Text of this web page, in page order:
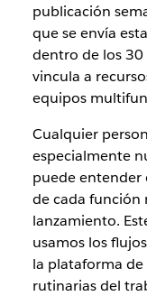
publicación
que se envía
dentro de los 30
vincula a
equipos
Cualquier
especialmente
puede
de cada función
lanzamiento.
usamos los
la plataforma de
rutinarias del